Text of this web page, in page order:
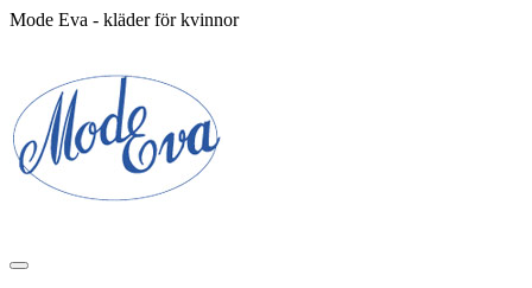
Mode Eva - kläder för kvinnor